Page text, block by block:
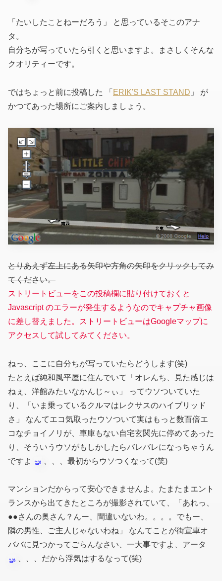
「たいしたことねーだろう」 と思っているそこのアナ
タ。
自分ちが写っていたら引くと思いますよ。まさしくそんな
クオリティーです。
ではちょっと前に投稿した 「 ERIK'S LAST STAND 」 が
かつてあった場所にご案内しましょう。
とりあえず左上にある矢印や方角の矢印をクリックしてみ
てください。
ストリートビューをこの投稿欄に貼り付けておくと
Javascript のエラーが発生するようなのでキャプチャ画像
に差し替えました。ストリートビューはGoogleマップに
アクセスして試してみてください。
ねっ、ここに自分ちが写っていたらどうします(笑)
たとえば純和風平屋に住んでいて「オレんち、見た感じは
ねぇ、洋館みたいなかんじ～ぃ」 ってウソついていた
り、「いま乗っているクルマはレクサスのハイブリッド
さ」 なんてエコ気取ったウソついて実はもっと数百倍エ
コなチョイノリが、車庫もない自宅玄関先に停めてあった
り、そういうウソがもしかしたらバレバレになっちゃうん
ですよ
、、、最初からウソつくなって(笑)
マンションだからって安心できませんよ。たまたまエント
ランスから出てきたところが撮影されていて、「あれっ、
●●さんの奥さん？んー、間違いないわ。。。。でもー、
隣の男性、ご主人じゃないわね」 なんてことが街宣車オ
ババに見つかってごらんなさい、一大事ですよ、アータ
、、、だから浮気はするなって(笑)